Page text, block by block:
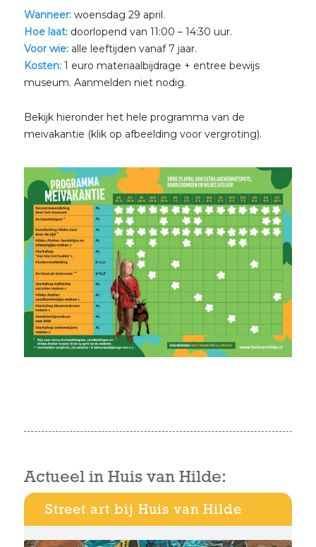
Wanneer:woensdag 29 april.
Hoe laat:doorlopend van 11:00 – 14:30 uur.
Voor wie:alle leeftijden vanaf 7 jaar.
Kosten:1 euro materiaalbijdrage + entree bewijs
museum. Aanmelden niet nodig.
Bekijk hieronder het hele programma van de
meivakantie (klik op afbeelding voor vergroting).
Actueel in Huis van Hilde:
Street art bij Huis van Hilde